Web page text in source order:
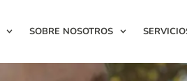
SOBRE NOSOTROS